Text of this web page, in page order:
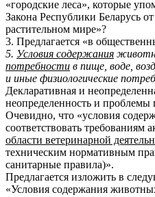
«городские леса», которые
Закона Республики Беларусь
растительном мире»?
3. Предлагается «в
5. Условия содержания
потребности в пище, воде,
и иные физиологические
Декларативная и
неопределенность и проблемы
Очевидно, что «условия
соответствовать требованиям
области ветеринарной
техническим нормативным
санитарные правила)».
Предлагается изложить в
«Условия содержания